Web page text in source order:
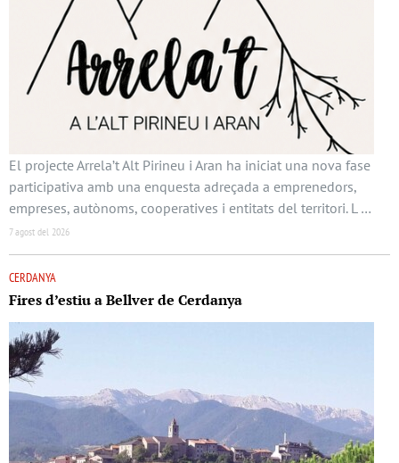
El projecte Arrela’t Alt Pirineu i Aran ha iniciat una nova fase
participativa amb una enquesta adreçada a emprenedors,
empreses, autònoms, cooperatives i entitats del territori. L …
7 agost del 2026
CERDANYA
Fires d’estiu a Bellver de Cerdanya